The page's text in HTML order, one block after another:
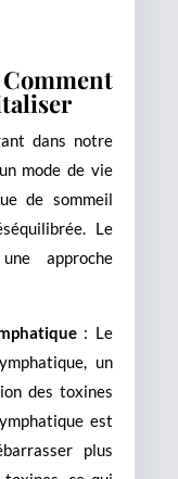
dans notre
mode de vie
de sommeil
Le
approche
: Le
un
des toxines
est
plus